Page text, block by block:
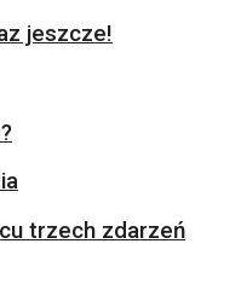
jeszcze!
trzech zdarzeń